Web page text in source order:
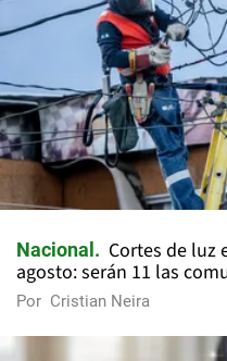
Nacional
Cortes de luz
agosto: serán 11 las
Por Cristian Neira